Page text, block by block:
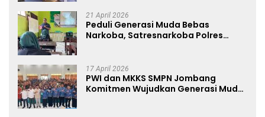
21 April 2026
Peduli Generasi Muda Bebas
Narkoba, Satresnarkoba Polres
17 April 2026
PWI dan MKKS SMPN Jombang
Komitmen Wujudkan Generasi Muda